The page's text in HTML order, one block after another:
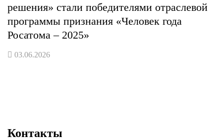
решения» стали победителями отраслевой
программы признания «Человек года
Росатома – 2025»
03.06.2026
Контакты